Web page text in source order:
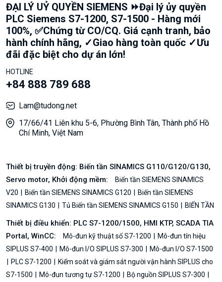
ĐẠI LÝ UỶ QUYỀN SIEMENS ⏩Đại lý ủy quyền
PLC Siemens S7-1200, S7-1500 - Hàng mới
100%, ✅Chứng từ CO/CQ. Giá cạnh tranh, bảo
hành chính hãng, ✓Giao hàng toàn quốc ✓Ưu
đãi đặc biệt cho dự án lớn!
HOTLINE
+84 888 789 688
Lam@tudong.net
17/66/41 Liên khu 5-6, Phường Bình Tân, Thành phố Hồ
Chí Minh, Việt Nam
Thiết bị truyền động: Biến tần SINAMICS G110/G120/G130,
Servo motor, Khởi động mềm:
Biến tần SIEMENS SINAMICS
V20
Biến tần SIEMENS SINAMICS G120
Biến tần SIEMENS
SINAMICS G130
Tủ Biến tần SIEMENS SINAMICS G150 BIẾN TẦN
Thiết bị điều khiển: PLC S7-1200/1500, HMI KTP, SCADA TIA
Portal, WinCC:
Mô-đun kỹ thuật số S7-1200
Mô-đun tín hiệu
SIPLUS S7-400
Mô-đun I/O SIPLUS S7-300
Mô-đun I/O S7-1500
PLC S7-1200
Kiểm soát và giám sát người vận hành SIPLUS cho
S7-1500
Mô-đun tương tự S7-1200
Bộ nguồn SIPLUS S7-300